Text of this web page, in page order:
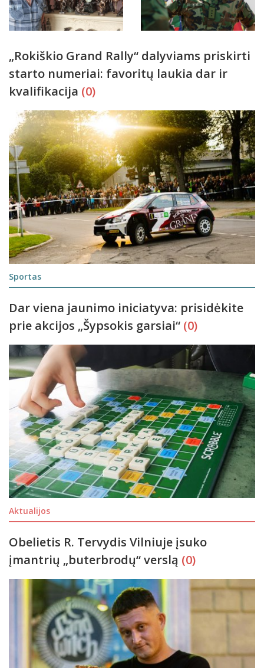
„Rokiškio Grand Rally“ dalyviams priskirti
starto numeriai: favoritų laukia dar ir
kvalifikacija (0)
Sportas
Dar viena jaunimo iniciatyva: prisidėkite
prie akcijos „Šypsokis garsiai“ (0)
Aktualijos
Obelietis R. Tervydis Vilniuje įsuko
įmantrių „buterbrodų“ verslą (0)